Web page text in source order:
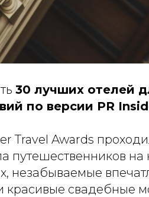
30 лучших отелей
по версии PR
Travel Awards
путешественников
незабываемые
красивые свадебные